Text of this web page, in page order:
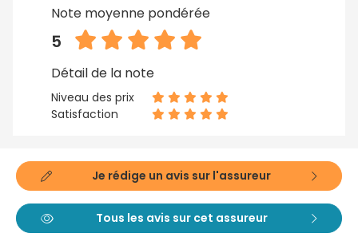
Note moyenne pondérée
5
Détail de la note
Niveau des prix
Satisfaction
Je rédige un avis sur l'assureur
Tous les avis sur cet assureur